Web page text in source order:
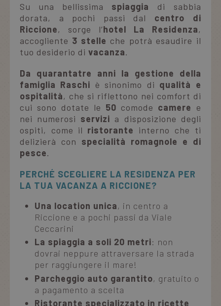
Su una bellissima spiaggia di sabbia
dorata, a pochi passi dal centro di
Riccione, sorge l’hotel La Residenza,
accogliente 3 stelle che potrà esaudire il
tuo desiderio di vacanza.
Da quarantatre anni la gestione della
famiglia Raschi è sinonimo di qualità e
ospitalità, che si riflettono nei comfort di
cui sono dotate le 50 comode camere e
nei numerosi servizi a disposizione degli
ospiti, come il ristorante interno che ti
delizierà con specialità romagnole e di
pesce.
PERCHÉ SCEGLIERE LA RESIDENZA PER
LA TUA VACANZA A RICCIONE?
Una location unica, in centro a
Riccione e a pochi passi da Viale
Ceccarini
La spiaggia a soli 20 metri: non
dovrai neppure attraversare la strada
per raggiungere il mare!
Parcheggio auto garantito, gratuito o
a pagamento a scelta
Ristorante specializzato in ricette